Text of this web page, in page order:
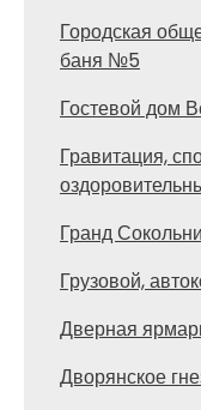
Городская
баня №5
Гостевой дом
Гравитация,
Гранд
Грузовой,
Дверная
Дворянское